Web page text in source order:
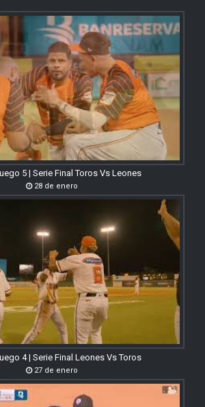
5 | Serie Final Toros Vs Leones
28 de enero
4 | Serie Final Leones Vs Toros
27 de enero